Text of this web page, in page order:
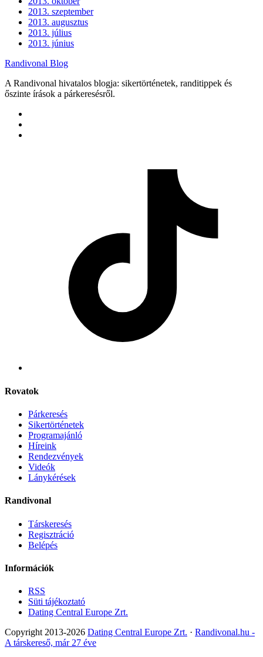
2013. szeptember
2013. augusztus
2013. július
2013. június
Randivonal Blog
A Randivonal hivatalos blogja: sikertörténetek, randitippek és
őszinte írások a párkeresésről.
Rovatok
Párkeresés
Sikertörténetek
Programajánló
Híreink
Rendezvények
Videók
Lánykérések
Randivonal
Társkeresés
Regisztráció
Belépés
Információk
RSS
Süti tájékoztató
Dating Central Europe Zrt.
Copyright 2013-2026 Dating Central Europe Zrt. · Randivonal.hu -
A társkereső, már 27 éve